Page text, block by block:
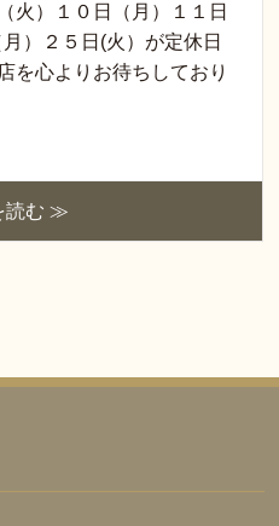
火）１０日（月）１１日
）２５日(火）が定休日
を心よりお待ちしており
読む ≫